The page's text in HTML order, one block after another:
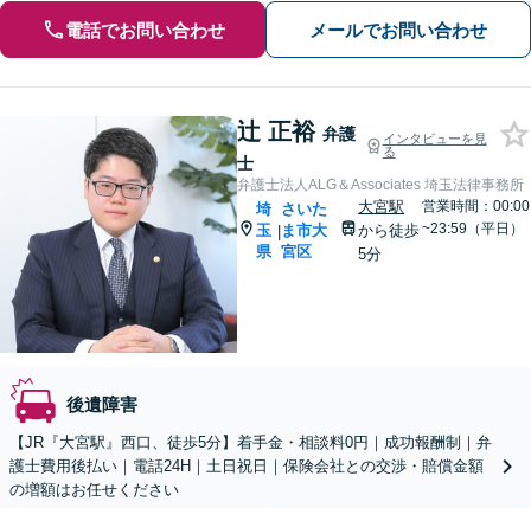
電話でお問い合わせ メールでお問い合わせ
辻 正裕 弁護
士
インタビューを見
る
弁護士法人ALG＆Associates 埼玉法律事務所
埼
玉
県
|
さいた
ま市大
宮区
大宮駅
から徒歩
5分
営業時間：00:00
~23:59（平日）
後遺障害
【JR『大宮駅』西口、徒歩5分】着手金・相談料0円｜成功報酬制｜弁
護士費用後払い｜電話24H｜土日祝日｜保険会社との交渉・賠償金額
の増額はお任せください